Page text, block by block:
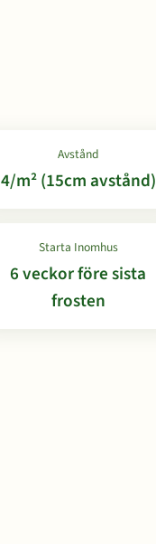
Avstånd
4/m² (15cm avstånd)
Starta Inomhus
6 veckor före sista
frosten